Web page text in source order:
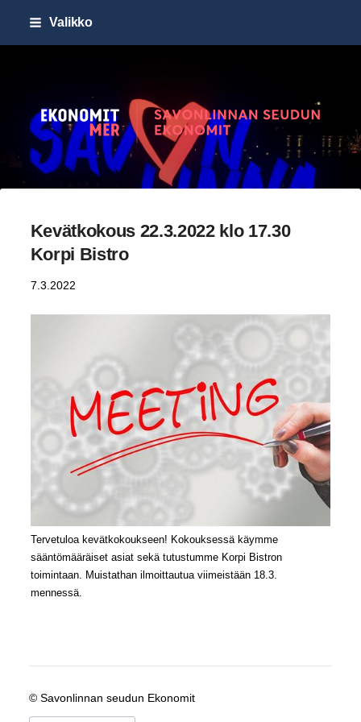
Siirry
Valikko
Savonlinnan seudun
Kevätkokous 22.3.2022 klo 17.30
Korpi Bistro
7.3.2022
Tervetuloa kevätkokoukseen! Kokouksessä käymme
sääntömääräiset asiat sekä tutustumme Korpi Bistron
toimintaan. Muistathan ilmoittautua viimeistään 18.3.
mennessä.
© Savonlinnan seudun Ekonomit